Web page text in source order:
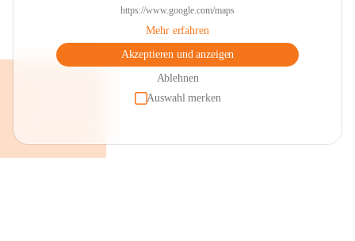
https://www.google.com/maps
Mehr erfahren
Akzeptieren und anzeigen
Ablehnen
Auswahl merken